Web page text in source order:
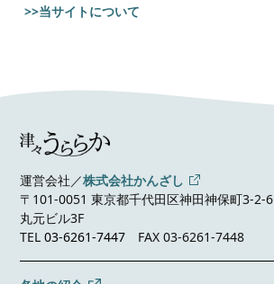
>>当サイトについて
運営会社／株式会社かんざし
〒101-0051 東京都千代田区神田神保町3-2-6
丸元ビル3F
TEL03-6261-7447 FAX 03-6261-7448